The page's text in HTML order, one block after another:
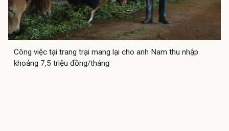
Công việc tại trang trại mang lại cho anh Nam thu nhập
khoảng 7,5 triệu đồng/tháng